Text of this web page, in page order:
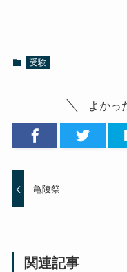
受験
よかっ
亀陵祭
関連記事